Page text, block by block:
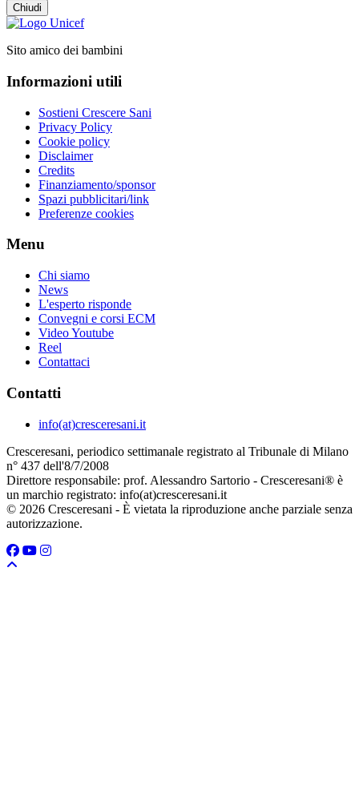
Chiudi
Sito amico dei bambini
Informazioni utili
Sostieni Crescere Sani
Privacy Policy
Cookie policy
Disclaimer
Credits
Finanziamento/sponsor
Spazi pubblicitari/link
Preferenze cookies
Menu
Chi siamo
News
L'esperto risponde
Convegni e corsi ECM
Video Youtube
Reel
Contattaci
Contatti
info(at)cresceresani.it
Cresceresani, periodico settimanale registrato al Tribunale di Milano
n° 437 dell'8/7/2008
Direttore responsabile: prof. Alessandro Sartorio - Cresceresani® è
un marchio registrato: info(at)cresceresani.it
© 2026 Cresceresani - È vietata la riproduzione anche parziale senza
autorizzazione.